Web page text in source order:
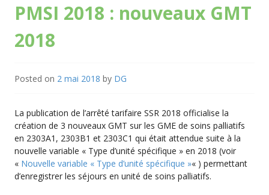
PMSI 2018 : nouveaux GMT
2018
Posted on 2 mai 2018 by DG
La publication de l’arrêté tarifaire SSR 2018 officialise la
création de 3 nouveaux GMT sur les GME de soins palliatifs
en 2303A1, 2303B1 et 2303C1 qui était attendue suite à la
nouvelle variable « Type d’unité spécifique » en 2018 (voir
« Nouvelle variable « Type d’unité spécifique »« ) permettant
d’enregistrer les séjours en unité de soins palliatifs.